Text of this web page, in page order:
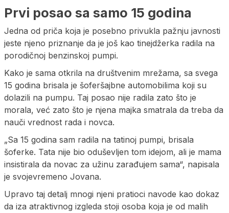
Prvi posao sa samo 15 godina
Jedna od priča koja je posebno privukla pažnju javnosti
jeste njeno priznanje da je još kao tinejdžerka radila na
porodičnoj benzinskoj pumpi.
Kako je sama otkrila na društvenim mrežama, sa svega
15 godina brisala je šoferšajbne automobilima koji su
dolazili na pumpu. Taj posao nije radila zato što je
morala, već zato što je njena majka smatrala da treba da
nauči vrednost rada i novca.
„Sa 15 godina sam radila na tatinoj pumpi, brisala
šoferke. Tata nije bio oduševljen tom idejom, ali je mama
insistirala da novac za užinu zarađujem sama“, napisala
je svojevremeno Jovana.
Upravo taj detalj mnogi njeni pratioci navode kao dokaz
da iza atraktivnog izgleda stoji osoba koja je od malih